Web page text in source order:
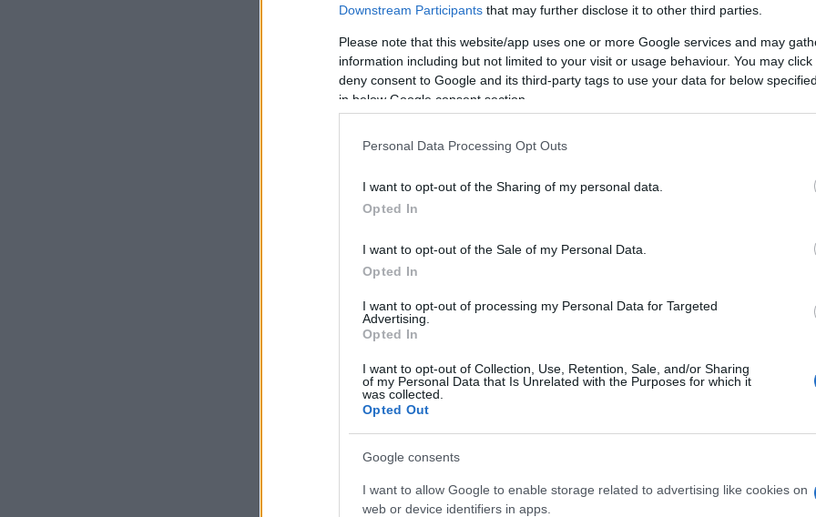
Downstream Participants that may further disclose it to other third parties.
Please note that this website/app uses one or more Google services and may
information including but not limited to your visit or usage behaviour. You may
deny consent to Google and its third-party tags to use your data for below
in below Google consent section.
Personal Data Processing Opt Outs
I want to opt-out of the Sharing of my personal data.
Opted In
I want to opt-out of the Sale of my Personal Data.
Opted In
I want to opt-out of processing my Personal Data for Targeted
Advertising.
Opted In
I want to opt-out of Collection, Use, Retention, Sale, and/or Sharing
of my Personal Data that Is Unrelated with the Purposes for which it
was collected.
Opted Out
Google consents
I want to allow Google to enable storage related to advertising like cookies on
web or device identifiers in apps.
την
Β΄